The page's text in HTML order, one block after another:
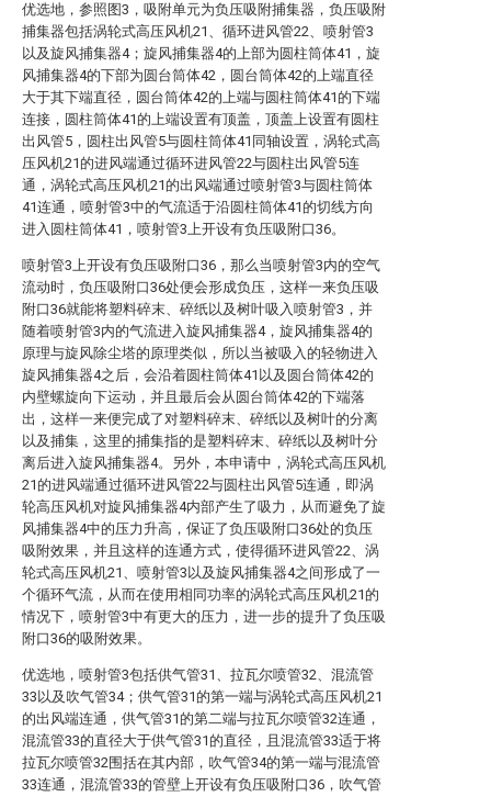
优选地，参照图3，吸附单元为负压吸附捕集器，负压吸附
捕集器包括涡轮式高压风机21、循环进风管22、喷射管3
以及旋风捕集器4；旋风捕集器4的上部为圆柱筒体41，旋
风捕集器4的下部为圆台筒体42，圆台筒体42的上端直径
大于其下端直径，圆台筒体42的上端与圆柱筒体41的下端
连接，圆柱筒体41的上端设置有顶盖，顶盖上设置有圆柱
出风管5，圆柱出风管5与圆柱筒体41同轴设置，涡轮式高
压风机21的进风端通过循环进风管22与圆柱出风管5连
通，涡轮式高压风机21的出风端通过喷射管3与圆柱筒体
41连通，喷射管3中的气流适于沿圆柱筒体41的切线方向
进入圆柱筒体41，喷射管3上开设有负压吸附口36。
喷射管3上开设有负压吸附口36，那么当喷射管3内的空气
流动时，负压吸附口36处便会形成负压，这样一来负压吸
附口36就能将塑料碎末、碎纸以及树叶吸入喷射管3，并
随着喷射管3内的气流进入旋风捕集器4，旋风捕集器4的
原理与旋风除尘塔的原理类似，所以当被吸入的轻物进入
旋风捕集器4之后，会沿着圆柱筒体41以及圆台筒体42的
内壁螺旋向下运动，并且最后会从圆台筒体42的下端落
出，这样一来便完成了对塑料碎末、碎纸以及树叶的分离
以及捕集，这里的捕集指的是塑料碎末、碎纸以及树叶分
离后进入旋风捕集器4。另外，本申请中，涡轮式高压风机
21的进风端通过循环进风管22与圆柱出风管5连通，即涡
轮高压风机对旋风捕集器4内部产生了吸力，从而避免了旋
风捕集器4中的压力升高，保证了负压吸附口36处的负压
吸附效果，并且这样的连通方式，使得循环进风管22、涡
轮式高压风机21、喷射管3以及旋风捕集器4之间形成了一
个循环气流，从而在使用相同功率的涡轮式高压风机21的
情况下，喷射管3中有更大的压力，进一步的提升了负压吸
附口36的吸附效果。
优选地，喷射管3包括供气管31、拉瓦尔喷管32、混流管
33以及吹气管34；供气管31的第一端与涡轮式高压风机21
的出风端连通，供气管31的第二端与拉瓦尔喷管32连通，
混流管33的直径大于供气管31的直径，且混流管33适于将
拉瓦尔喷管32围括在其内部，吹气管34的第一端与混流管
33连通，混流管33的管壁上开设有负压吸附口36，吹气管